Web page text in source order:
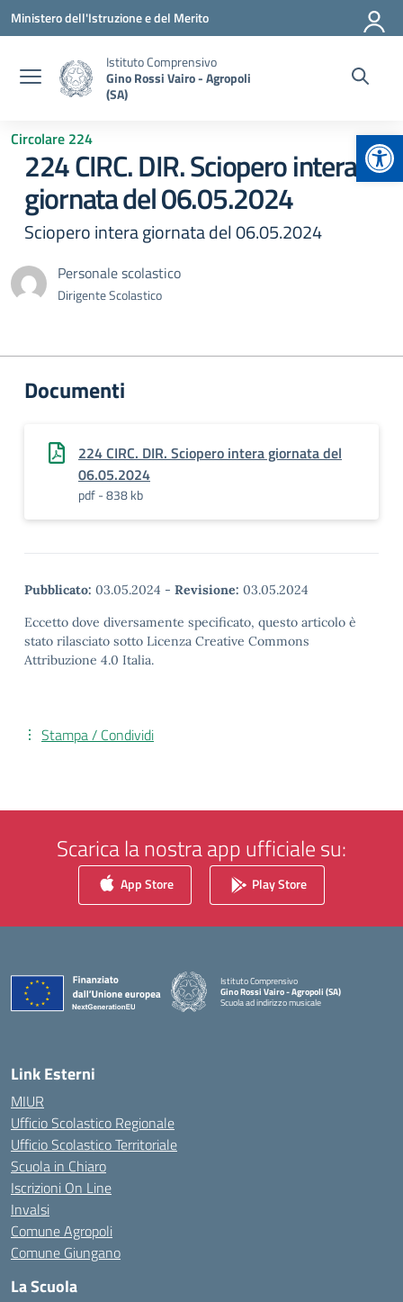
Vai ai contenuti
Vai al menu di navigazione
Vai al footer
Ministero dell'Istruzione e del Merito
Istituto Comprensivo
Gino Rossi Vairo - Agropoli
(SA)
Circolare 224
224 CIRC. DIR. Sciopero intera
giornata del 06.05.2024
Sciopero intera giornata del 06.05.2024
Personale scolastico
Dirigente Scolastico
Documenti
224 CIRC. DIR. Sciopero intera giornata del
06.05.2024
pdf - 838 kb
Pubblicato: 03.05.2024 - Revisione: 03.05.2024
Eccetto dove diversamente specificato, questo articolo è
stato rilasciato sotto Licenza Creative Commons
Attribuzione 4.0 Italia.
Stampa / Condividi
Scarica la nostra app ufficiale su:
App Store Play Store
Istituto Comprensivo
Gino Rossi Vairo - Agropoli (SA)
Scuola ad indirizzo musicale
Link Esterni
MIUR
Ufficio Scolastico Regionale
Ufficio Scolastico Territoriale
Scuola in Chiaro
Iscrizioni On Line
Invalsi
Comune Agropoli
Comune Giungano
La Scuola